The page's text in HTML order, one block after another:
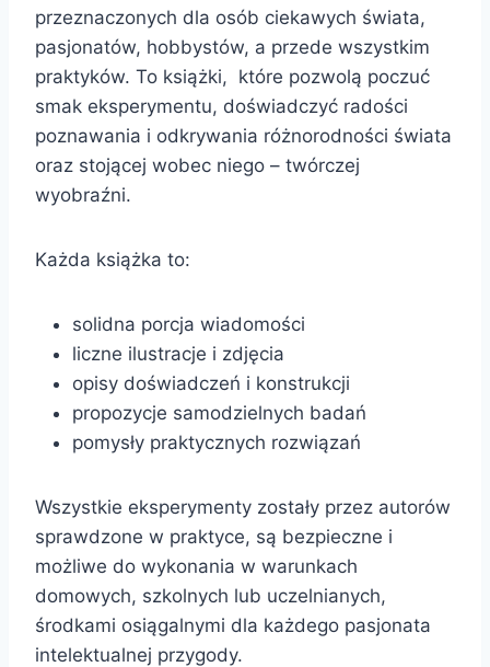
przeznaczonych dla osób ciekawych świata,
pasjonatów, hobbystów, a przede wszystkim
praktyków. To książki, które pozwolą poczuć
smak eksperymentu, doświadczyć radości
poznawania i odkrywania różnorodności świata
oraz stojącej wobec niego – twórczej
wyobraźni.
Każda książka to:
solidna porcja wiadomości
liczne ilustracje i zdjęcia
opisy doświadczeń i konstrukcji
propozycje samodzielnych badań
pomysły praktycznych rozwiązań
Wszystkie eksperymenty zostały przez autorów
sprawdzone w praktyce, są bezpieczne i
możliwe do wykonania w warunkach
domowych, szkolnych lub uczelnianych,
środkami osiągalnymi dla każdego pasjonata
intelektualnej przygody.